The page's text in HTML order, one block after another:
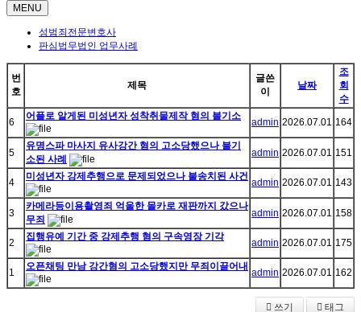
MENU
성범죄전문변호사
판심법무법인 업무사례
번
호
제목
글쓴
이
날짜
조
회
수
6
어플로 알게된 미성년자 성착취물제작 혐의 불기소
admin 2026.07.01 164
5
유명스파 마사지 유사강간 혐의 고소당했으나 불기
소된 사례
admin 2026.07.01 151
4
미성년자 강제추행으로 문제되었으나 불송치된 사건
admin 2026.07.01 143
3
카메라등이용촬영죄 억울한 몰카로 재판까지 갔으나
무죄
admin 2026.07.01 158
2
집행유예 기간 중 강제추행 혐의 구속영장 기각
admin 2026.07.01 175
1
오픈채팅 만남 강간혐의 고소당했지만 무죄이끌어내
admin 2026.07.01 162
쓰기 태그